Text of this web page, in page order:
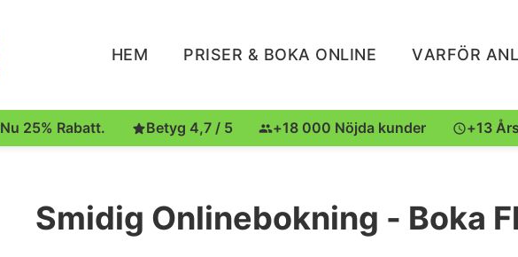
HEM PRISER & BOKA ONLINE VARFÖR
Nu 25% Rabatt. Betyg 4,7 / 5 +18 000 Nöjda kunder +13
Smidig Onlinebokning - Boka